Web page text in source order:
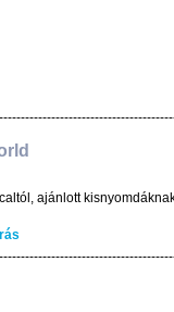
ajánlott